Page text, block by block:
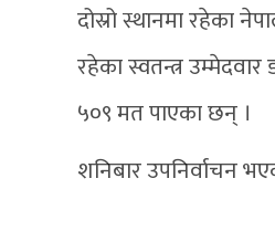
दोस्रो स्थानमा रहेका
रहेका स्वतन्त्र
५०९ मत पाएका छन् ।
शनिबार उपनिर्वाचन